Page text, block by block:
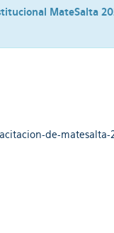
MateSalta
de-matesalta-